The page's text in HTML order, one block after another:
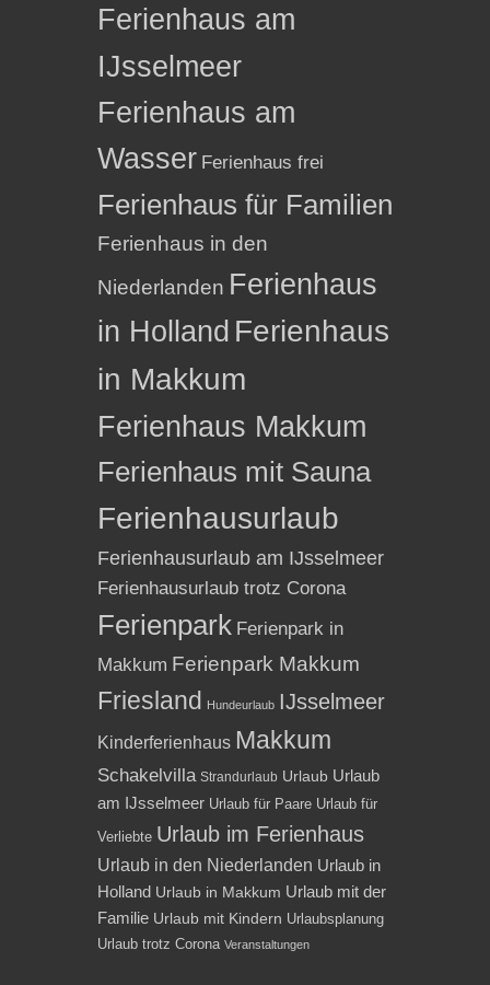
Ferienhaus am
IJsselmeer
Ferienhaus am
Wasser Ferienhaus frei
Ferienhaus für Familien
Ferienhaus in den
Niederlanden Ferienhaus
in Holland Ferienhaus
in Makkum
Ferienhaus Makkum
Ferienhaus mit Sauna
Ferienhausurlaub
Ferienhausurlaub am IJsselmeer
Ferienhausurlaub trotz Corona
Ferienpark Ferienpark in
Makkum Ferienpark Makkum
Friesland Hundeurlaub IJsselmeer
Kinderferienhaus Makkum
Schakelvilla Strandurlaub Urlaub Urlaub
am IJsselmeer Urlaub für Paare Urlaub für
Verliebte Urlaub im Ferienhaus
Urlaub in den Niederlanden Urlaub in
Holland Urlaub in Makkum Urlaub mit der
Familie Urlaub mit Kindern Urlaubsplanung
Urlaub trotz Corona Veranstaltungen